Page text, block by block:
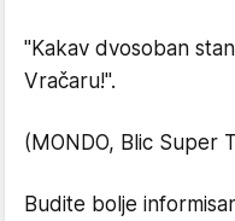
"Kakav dvosoban
Vračaru!".
(MONDO, Blic Super
Budite bolje